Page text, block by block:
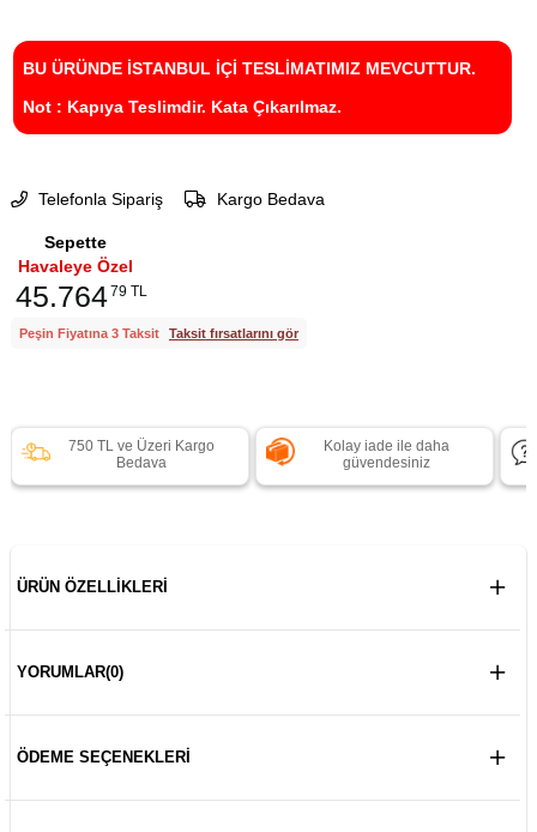
BU ÜRÜNDE İSTANBUL İÇİ TESLİMATIMIZ MEVCUTTUR.
Not : Kapıya Teslimdir. Kata Çıkarılmaz.
Telefonla Sipariş Kargo Bedava
Sepette
Havaleye Özel
45.76479 TL
Peşin Fiyatına 3 Taksit Taksit fırsatlarını gör
750 TL ve Üzeri Kargo
Bedava
Kolay iade ile daha
güvendesiniz
ÜRÜN ÖZELLIKLERI
YORUMLAR(0)
ÖDEME SEÇENEKLERI